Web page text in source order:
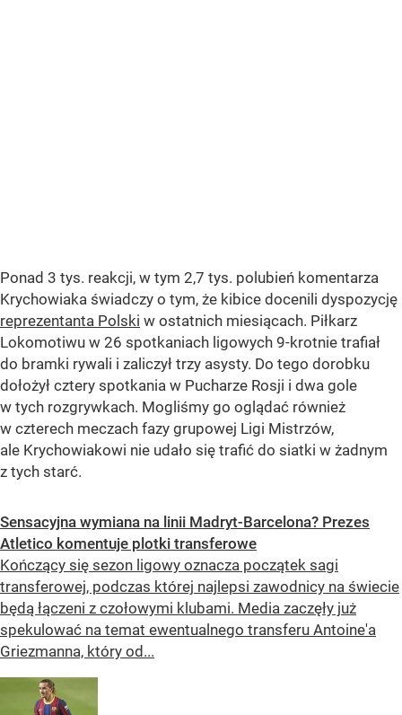
Ponad 3 tys. reakcji, w tym 2,7 tys. polubień komentarza
Krychowiaka świadczy o tym, że kibice docenili dyspozycję
reprezentanta Polski w ostatnich miesiącach. Piłkarz
Lokomotiwu w 26 spotkaniach ligowych 9-krotnie trafiał
do bramki rywali i zaliczył trzy asysty. Do tego dorobku
dołożył cztery spotkania w Pucharze Rosji i dwa gole
w tych rozgrywkach. Mogliśmy go oglądać również
w czterech meczach fazy grupowej Ligi Mistrzów,
ale Krychowiakowi nie udało się trafić do siatki w żadnym
z tych starć.
Sensacyjna wymiana na linii Madryt-Barcelona? Prezes
Atletico komentuje plotki transferowe
Kończący się sezon ligowy oznacza początek sagi
transferowej, podczas której najlepsi zawodnicy na świecie
będą łączeni z czołowymi klubami. Media zaczęły już
spekulować na temat ewentualnego transferu Antoine'a
Griezmanna, który od...